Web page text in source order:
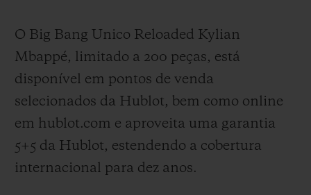
O Big Bang Unico Reloaded Kylian
Mbappé, limitado a 200 peças, está
disponível em pontos de venda
selecionados da Hublot, bem como online
em hublot.com e aproveita uma garantia
5+5 da Hublot, estendendo a cobertura
internacional para dez anos.